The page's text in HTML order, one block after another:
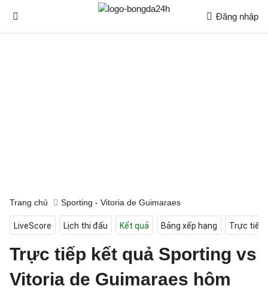
Đăng nhập
Trang chủ Sporting - Vitoria de Guimaraes
LiveScore Lịch thi đấu Kết quả Bảng xếp hạng Trực tiếp
Trực tiếp kết quả Sporting vs
Vitoria de Guimaraes hôm